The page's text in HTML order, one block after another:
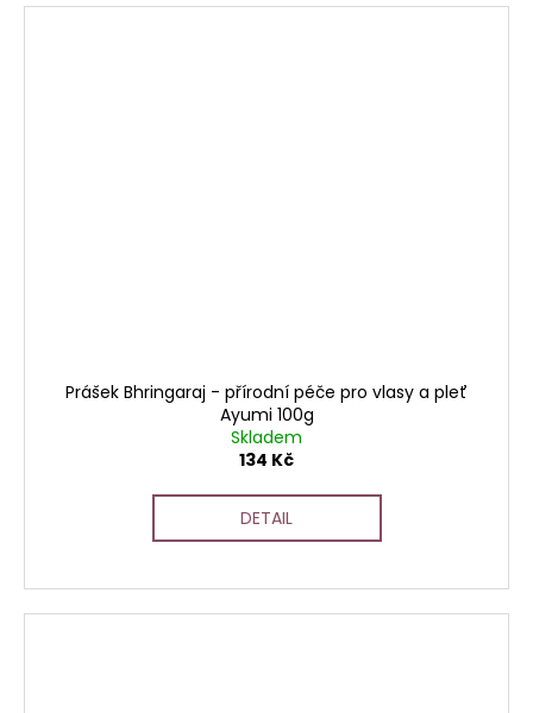
Prášek Bhringaraj - přírodní péče pro vlasy a pleť
Ayumi 100g
Skladem
134 Kč
DETAIL